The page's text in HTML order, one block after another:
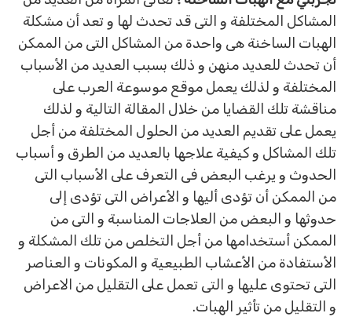
المشاكل المختلفة و التى قد تحدث لها و تعد أن مشكلة
الهبات الساخنة هى واحدة من المشاكل التى من الممكن
أن تحدث للعديد منهن و ذلك بسبب العديد من الأسباب
المختلفة و لذلك يعمل موقع موسوعة العرب على
مناقشة تلك القضايا من خلال المقالة التالية و لذلك
يعمل على تقديم العديد من الحلول المختلفة من أجل
تلك المشاكل و كيفية علاجها بالعديد من الطرق و أسباب
الحدوث و يرغب البعض فى التعرف على الأسباب التى
من الممكن أن تؤدى أليها و الأعراض التى تؤدى إلى
حدوثها و البعض من العلاجات المناسبة و التى من
الممكن أستخدامها من أجل التخلص من تلك المشكلة و
الأستفادة من الأعشاب الطبيعية و المكونات و العناصر
التى تحتوى عليها و التى تعمل على التقليل من الاعراض
و التقليل من تأثير الهبات.